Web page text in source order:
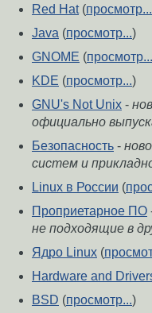
Red Hat(просмотр...
Java (просмотр...)
GNOME (просмотр...
KDE (просмотр...)
GNU's Not Unix -
официально
Безопасность -
систем и
Linux в России (
Проприетарное ПО
не подходящие в
Ядро Linux (
Hardware and
BSD (просмотр...)